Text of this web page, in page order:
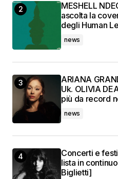
MESHELL
ascolta la
degli Human
news
ARIANA
Uk. OLIVIA
più da record
news
Concerti e
lista in
Biglietti]